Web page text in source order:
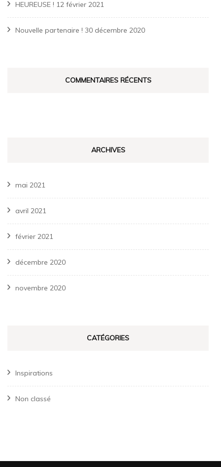
HEUREUSE ! 12 février 2021
Nouvelle partenaire ! 30 décembre 2020
COMMENTAIRES RÉCENTS
ARCHIVES
mai 2021
avril 2021
février 2021
décembre 2020
novembre 2020
CATÉGORIES
Inspirations
Non classé